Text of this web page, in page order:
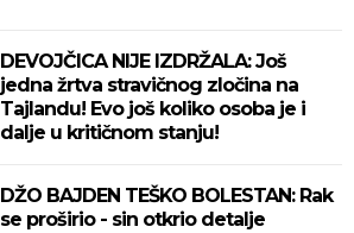
DEVOJČICA NIJE IZDRŽALA: Još
jedna žrtva stravičnog zločina na
Tajlandu! Evo još koliko osoba je i
dalje u kritičnom stanju!
DŽO BAJDEN TEŠKO BOLESTAN: Rak
se proširio - sin otkrio detalje